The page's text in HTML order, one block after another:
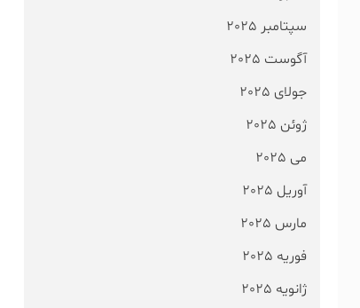
سپتامبر 2025
آگوست 2025
جولای 2025
ژوئن 2025
می 2025
آوریل 2025
مارس 2025
فوریه 2025
ژانویه 2025